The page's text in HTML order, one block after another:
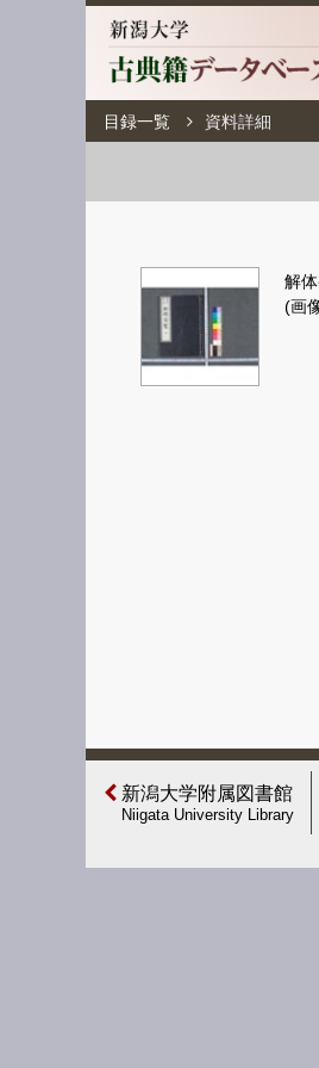
目録一覧 資料詳細
解
(画
新潟大学附属図書館
Niigata University Library